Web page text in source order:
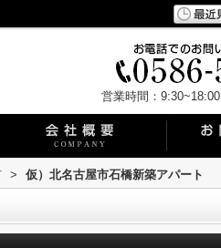
営業時間：9:30~18:00
> 仮）北名古屋市石橋新築アパート